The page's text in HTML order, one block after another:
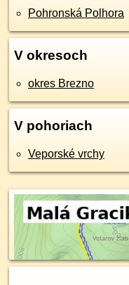
Pohronská Polhora
V okresoch
okres Brezno
V pohoriach
Veporské vrchy